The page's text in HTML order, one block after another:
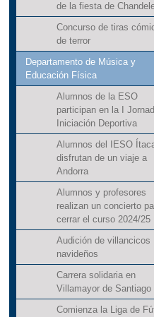
de la fiesta de
Concurso de tiras
de terror
Departamento de Música y
Educación Física
Alumnos de la ESO
participan en la I
Iniciación Deportiva
Alumnos del IESO
disfrutan de un viaje a
Andorra
Alumnos y profesores
realizan un concierto
cerrar el curso 2024/25
Audición de villancicos
navideños
Carrera solidaria en
Villamayor de Santiago
Comienza la Liga de